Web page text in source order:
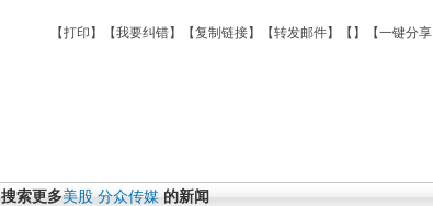
【打印 】【我要纠错】【复制链接】【转发邮件】【 】 【一键分享
搜索更多美股 分众传媒 的新闻